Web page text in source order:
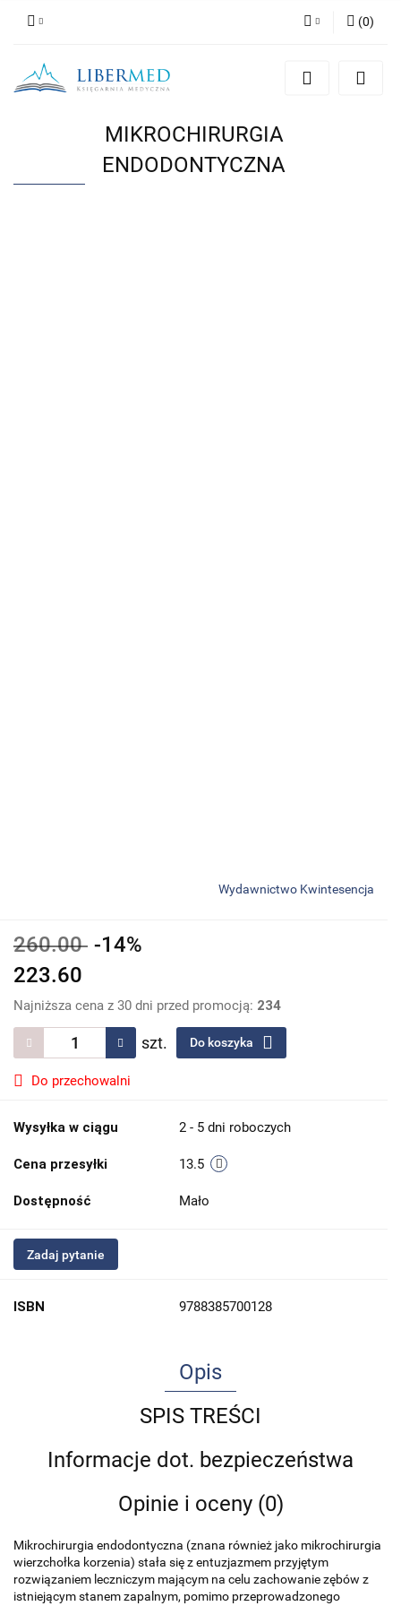
Zaloguj się
(0)
MIKROCHIRURGIA
ENDODONTYCZNA
Wydawnictwo Kwintesencja
260.00 -14%
223.60
Najniższa cena z 30 dni przed promocją: 234
szt. Do koszyka
Do przechowalni
Wysyłka w ciągu 2 - 5 dni roboczych
Cena przesyłki 13.5
Dostępność Mało
Zadaj pytanie
ISBN 9788385700128
Opis
SPIS TREŚCI
Informacje dot. bezpieczeństwa
Opinie i oceny (0)
Mikrochirurgia endodontyczna (znana również jako mikrochirurgia
wierzchołka korzenia) stała się z entuzjazmem przyjętym
rozwiązaniem leczniczym mającym na celu zachowanie zębów z
istniejącym stanem zapalnym, pomimo przeprowadzonego